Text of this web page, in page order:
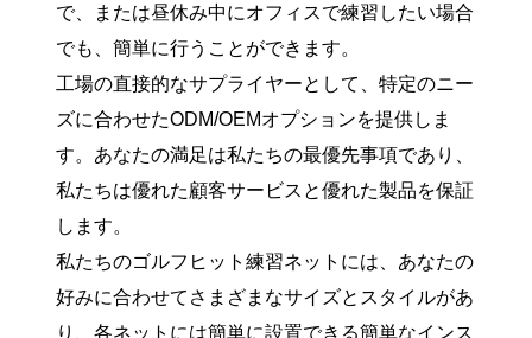
で、または昼休み中にオフィスで練習したい場合
でも、簡単に行うことができます。
工場の直接的なサプライヤーとして、特定のニー
ズに合わせたODM/OEMオプションを提供しま
す。あなたの満足は私たちの最優先事項であり、
私たちは優れた顧客サービスと優れた製品を保証
します。
私たちのゴルフヒット練習ネットには、あなたの
好みに合わせてさまざまなサイズとスタイルがあ
り、各ネットには簡単に設置できる簡単なインス